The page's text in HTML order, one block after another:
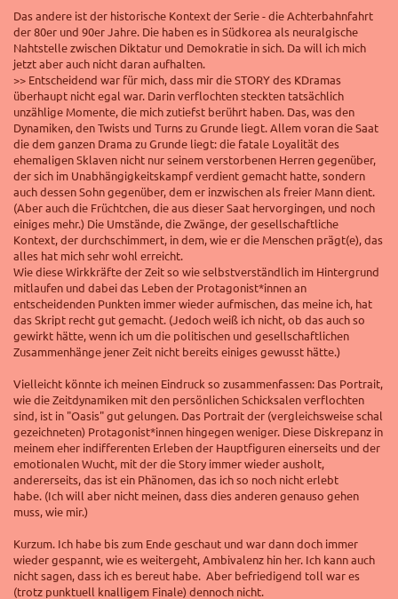
Das andere ist der historische Kontext der Serie - die Achterbahnfahrt
der 80er und 90er Jahre. Die haben es in Südkorea als neuralgische
Nahtstelle zwischen Diktatur und Demokratie in sich. Da will ich mich
jetzt aber auch nicht daran aufhalten.
>> Entscheidend war für mich, dass mir die STORY des KDramas
überhaupt nicht egal war. Darin verflochten steckten tatsächlich
unzählige Momente, die mich zutiefst berührt haben. Das, was den
Dynamiken, den Twists und Turns zu Grunde liegt. Allem voran die Saat
die dem ganzen Drama zu Grunde liegt: die fatale Loyalität des
ehemaligen Sklaven nicht nur seinem verstorbenen Herren gegenüber,
der sich im Unabhängigkeitskampf verdient gemacht hatte, sondern
auch dessen Sohn gegenüber, dem er inzwischen als freier Mann dient.
(Aber auch die Früchtchen, die aus dieser Saat hervorgingen, und noch
einiges mehr.) Die Umstände, die Zwänge, der gesellschaftliche
Kontext, der durchschimmert, in dem, wie er die Menschen prägt(e), das
alles hat mich sehr wohl erreicht.
Wie diese Wirkkräfte der Zeit so wie selbstverständlich im Hintergrund
mitlaufen und dabei das Leben der Protagonist*innen an
entscheidenden Punkten immer wieder aufmischen, das meine ich, hat
das Skript recht gut gemacht. (Jedoch weiß ich nicht, ob das auch so
gewirkt hätte, wenn ich um die politischen und gesellschaftlichen
Zusammenhänge jener Zeit nicht bereits einiges gewusst hätte.)
Vielleicht könnte ich meinen Eindruck so zusammenfassen: Das Portrait,
wie die Zeitdynamiken mit den persönlichen Schicksalen verflochten
sind, ist in "Oasis" gut gelungen. Das Portrait der (vergleichsweise schal
gezeichneten) Protagonist*innen hingegen weniger. Diese Diskrepanz in
meinem eher indifferenten Erleben der Hauptfiguren einerseits und der
emotionalen Wucht, mit der die Story immer wieder ausholt,
andererseits, das ist ein Phänomen, das ich so noch nicht erlebt
habe. (Ich will aber nicht meinen, dass dies anderen genauso gehen
muss, wie mir.)
Kurzum. Ich habe bis zum Ende geschaut und war dann doch immer
wieder gespannt, wie es weitergeht, Ambivalenz hin her. Ich kann auch
nicht sagen, dass ich es bereut habe. Aber befriedigend toll war es
(trotz punktuell knalligem Finale) dennoch nicht.